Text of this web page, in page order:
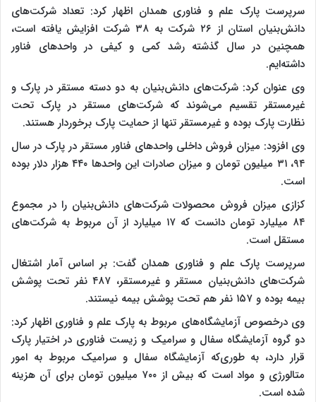
سرپرست پارک علم و فناوری همدان اظهار کرد: تعداد شرکت‌های
دانش‌بنیان استان از ۲۶ شرکت به ۳۸ شرکت افزایش یافته است،
همچنین در سال گذشته رشد کمی و کیفی در واحدهای فناور
داشته‌ایم.
وی عنوان کرد: شرکت‌های دانش‌بنیان به دو دسته مستقر در پارک و
غیرمستقر تقسیم می‌شوند که شرکت‌های مستقر در پارک تحت
نظارت پارک بوده و غیرمستقر تنها از حمایت پارک برخوردار هستند.
وی افزود: میزان فروش داخلی واحدهای فناور مستقر در پارک در سال
۹۴، ۳۱ میلیون تومان و میزان صادرات این واحدها ۴۴۰ هزار دلار بوده
است.
کزازی میزان فروش محصولات شرکت‌های دانش‌بنیان را در مجموع
۸۴ میلیارد تومان دانست که ۱۷ میلیارد از آن مربوط به شرکت‌های
مستقل است.
سرپرست پارک علم و فناوری همدان گفت: بر اساس آمار اشتغال
شرکت‌های دانش‌بنیان مستقر و غیرمستقر، ۴۸۷ نفر تحت پوشش
بیمه بوده و ۱۵۷ نفر هم تحت پوشش بیمه نیستند.
وی درخصوص آزمایشگاه‌های مربوط به پارک علم و فناوری اظهار کرد:
دو گروه آزمایشگاه سفال و سرامیک و زیست فناوری در اختیار پارک
قرار دارد، به طوری‌که آزمایشگاه سفال و سرامیک مربوط به امور
متالورژی و مواد است که بیش از ۷۰۰ میلیون تومان برای آن هزینه
شده است.